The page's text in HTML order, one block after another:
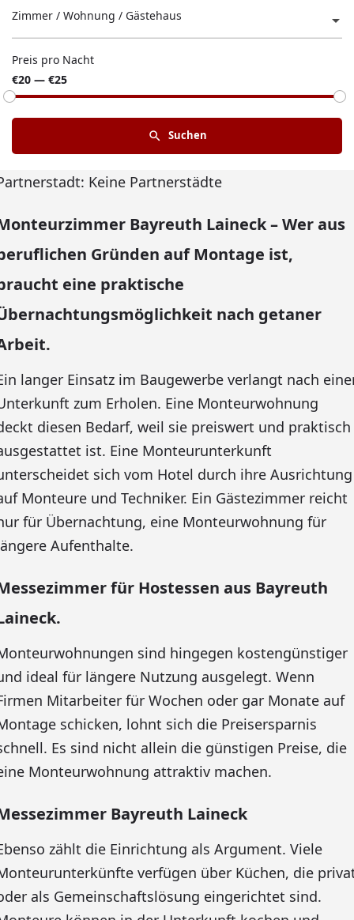
Zimmer / Wohnung / Gästehaus
Preis pro Nacht
€20 — €25
Suchen
Keine Partnerstädte
Bayreuth Laineck – Wer aus
Gründen auf Montage ist,
eine praktische
nach getaner
langer Einsatz im Baugewerbe verlangt nach
zum Erholen. Eine Monteurwohnung
diesen Bedarf, weil sie preiswert und praktisch
ist. Eine Monteurunterkunft
sich vom Hotel durch ihre Ausrichtung
Monteure und Techniker. Ein Gästezimmer reicht
für Übernachtung, eine Monteurwohnung für
Aufenthalte.
für Hostessen aus Bayreuth
sind hingegen kostengünstiger
ideal für längere Nutzung ausgelegt. Wenn
Mitarbeiter für Wochen oder gar Monate auf
schicken, lohnt sich die Preisersparnis
Es sind nicht allein die günstigen Preise, die
Monteurwohnung attraktiv machen.
Bayreuth Laineck
zählt die Einrichtung als Argument. Viele
verfügen über Küchen, die
als Gemeinschaftslösung eingerichtet sind.